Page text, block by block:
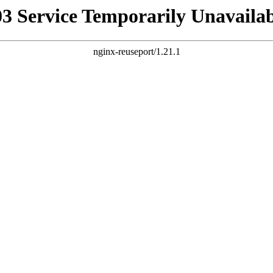
Service Temporarily
nginx-reuseport/1.21.1